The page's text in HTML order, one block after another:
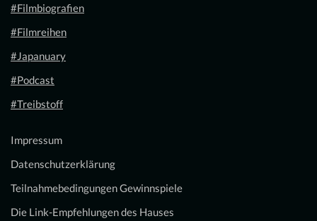
#Filmbiografien
#Filmreihen
#Japanuary
#Podcast
#Treibstoff
Impressum
Datenschutzerklärung
Teilnahmebedingungen Gewinnspiele
Die Link-Empfehlungen des Hauses